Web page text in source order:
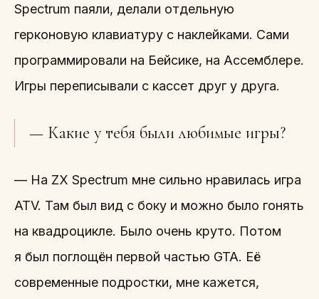
Spectrum паяли, делали отдельную
герконовую клавиатуру с наклейками. Сами
программировали на Бейсике, на Ассемблере.
Игры переписывали с кассет друг у друга.
— Какие у тебя были любимые игры?
— На ZX Spectrum мне сильно нравилась игра
ATV. Там был вид с боку и можно было гонять
на квадроцикле. Было очень круто. Потом
я был поглощён первой частью GTA. Её
современные подростки, мне кажется,